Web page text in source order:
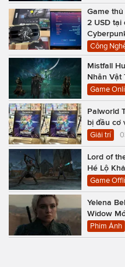
Game
2 USD tại
Công
Mistfall
Nhân Vật
Game
Palworld
bị đầu cơ
Giải trí
Lord of
Hé Lộ
Game
Yelena
Widow
Phim Ảnh